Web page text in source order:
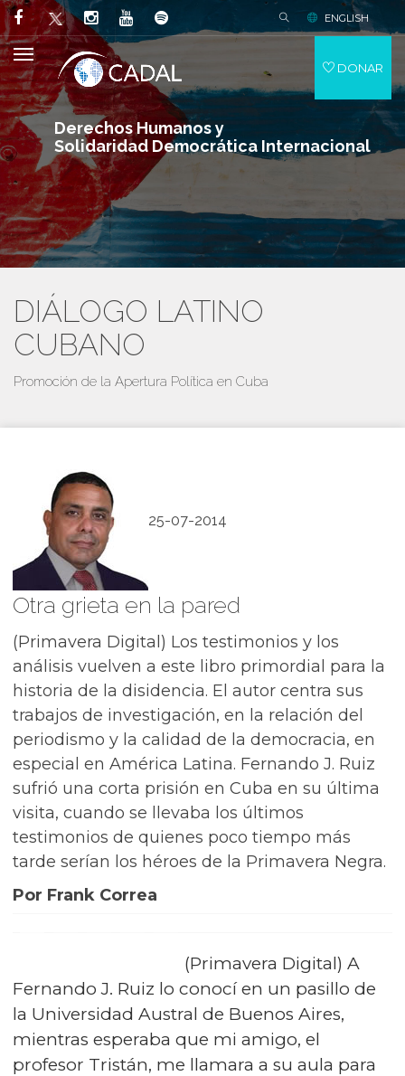
Derechos Humanos y
Solidaridad Democrática Internacional
ENGLISH
DONAR
DIÁLOGO LATINO
CUBANO
Promoción de la Apertura Política en Cuba
25-07-2014
Otra grieta en la pared
(Primavera Digital) Los testimonios y los
análisis vuelven a este libro primordial para la
historia de la disidencia. El autor centra sus
trabajos de investigación, en la relación del
periodismo y la calidad de la democracia, en
especial en América Latina. Fernando J. Ruiz
sufrió una corta prisión en Cuba en su última
visita, cuando se llevaba los últimos
testimonios de quienes poco tiempo más
tarde serían los héroes de la Primavera Negra.
Por Frank Correa
(Primavera Digital) A
Fernando J. Ruiz lo conocí en un pasillo de
la Universidad Austral de Buenos Aires,
mientras esperaba que mi amigo, el
profesor Tristán, me llamara a su aula para